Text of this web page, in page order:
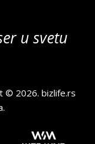
u svetu
© 2026.bizlife.rs